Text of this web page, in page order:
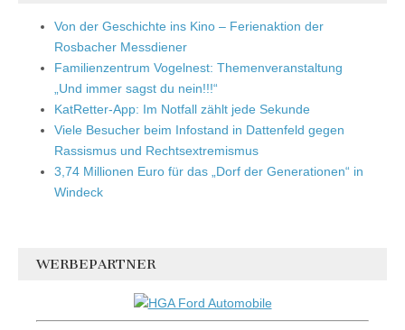
Von der Geschichte ins Kino – Ferienaktion der
Rosbacher Messdiener
Familienzentrum Vogelnest: Themenveranstaltung
„Und immer sagst du nein!!!“
KatRetter-App: Im Notfall zählt jede Sekunde
Viele Besucher beim Infostand in Dattenfeld gegen
Rassismus und Rechtsextremismus
3,74 Millionen Euro für das „Dorf der Generationen“ in
Windeck
WERBEPARTNER